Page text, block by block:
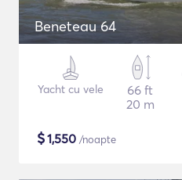
Beneteau 64
Yacht cu vele
66 ft
20 m
$1,550 /noapte